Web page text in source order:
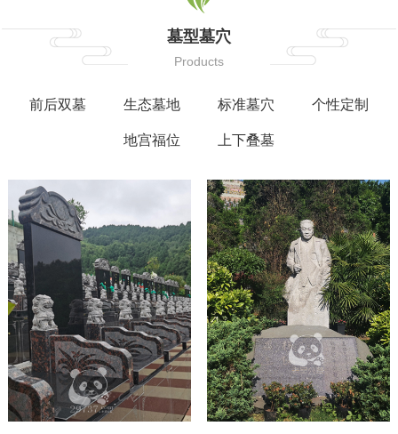
墓型墓穴
Products
前后双墓 生态墓地 标准墓穴 个性定制
地宫福位 上下叠墓